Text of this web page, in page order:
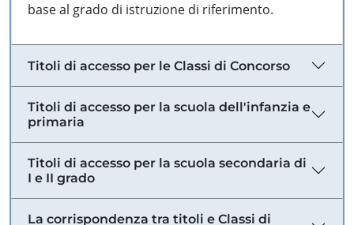
base al grado di istruzione di riferimento.
Titoli di accesso per le Classi di Concorso
Titoli di accesso per la scuola dell'infanzia e
primaria
Titoli di accesso per la scuola secondaria di
I e II grado
La corrispondenza tra titoli e Classi di